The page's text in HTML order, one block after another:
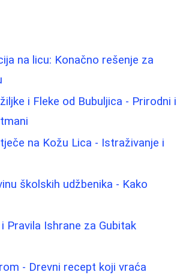
na licu: Konačno rešenje za
i Fleke od Bubuljica - Prirodni i
na Kožu Lica - Istraživanje i
školskih udžbenika - Kako
Pravila Ishrane za Gubitak
- Drevni recept koji vraća